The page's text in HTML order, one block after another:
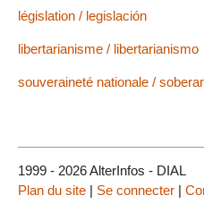
législation / legislación
libertarianisme / libertarianismo
souveraineté nationale /
1999 - 2026 AlterInfos - DIAL
Plan du site
Se connecter